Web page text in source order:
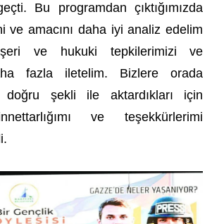
Bu programdan çıktığımızda
ve amacını daha iyi analiz edelim
ve hukuki tepkilerimizi ve
fazla iletelim.
Bizlere orada
doğru şekli ile aktardıkları için
ve teşekkürlerimi